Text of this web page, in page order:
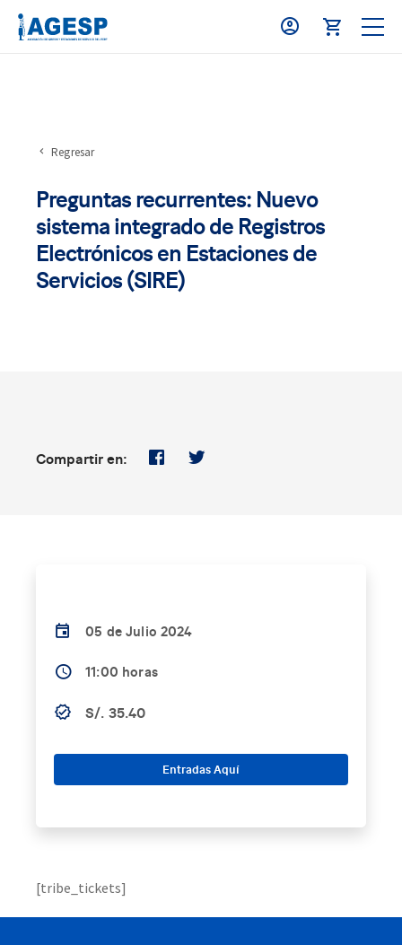
Regresar
Preguntas recurrentes: Nuevo
sistema integrado de Registros
Electrónicos en Estaciones de
Servicios (SIRE)
Compartir en:
05 de Julio 2024
11:00 horas
S/. 35.40
Entradas Aquí
[tribe_tickets]